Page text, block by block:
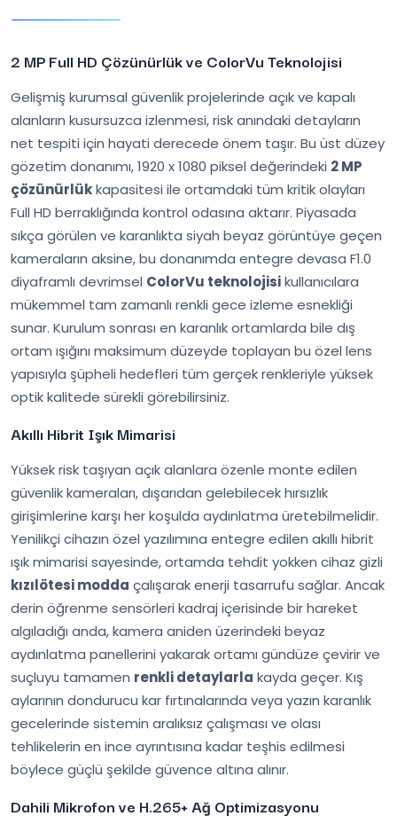
2 MP Full HD Çözünürlük ve ColorVu Teknolojisi
Gelişmiş kurumsal güvenlik projelerinde açık ve kapalı
alanların kusursuzca izlenmesi, risk anındaki detayların
net tespiti için hayati derecede önem taşır. Bu üst düzey
gözetim donanımı, 1920 x 1080 piksel değerindeki 2 MP
çözünürlükkapasitesi ile ortamdaki tüm kritik olayları
Full HD berraklığında kontrol odasına aktarır. Piyasada
sıkça görülen ve karanlıkta siyah beyaz görüntüye geçen
kameraların aksine, bu donanımda entegre devasa F1.0
diyaframlı devrimsel ColorVu teknolojisikullanıcılara
mükemmel tam zamanlı renkli gece izleme esnekliği
sunar. Kurulum sonrası en karanlık ortamlarda bile dış
ortam ışığını maksimum düzeyde toplayan bu özel lens
yapısıyla şüpheli hedefleri tüm gerçek renkleriyle yüksek
optik kalitede sürekli görebilirsiniz.
Akıllı Hibrit Işık Mimarisi
Yüksek risk taşıyan açık alanlara özenle monte edilen
güvenlik kameraları, dışarıdan gelebilecek hırsızlık
girişimlerine karşı her koşulda aydınlatma üretebilmelidir.
Yenilikçi cihazın özel yazılımına entegre edilen akıllı hibrit
ışık mimarisi sayesinde, ortamda tehdit yokken cihaz gizli
kızılötesi modda çalışarak enerji tasarrufu sağlar. Ancak
derin öğrenme sensörleri kadraj içerisinde bir hareket
algıladığı anda, kamera aniden üzerindeki beyaz
aydınlatma panellerini yakarak ortamı gündüze çevirir ve
suçluyu tamamen renkli detaylarla kayda geçer. Kış
aylarının dondurucu kar fırtınalarında veya yazın karanlık
gecelerinde sistemin aralıksız çalışması ve olası
tehlikelerin en ince ayrıntısına kadar teşhis edilmesi
böylece güçlü şekilde güvence altına alınır.
Dahili Mikrofon ve H.265+ Ağ Optimizasyonu